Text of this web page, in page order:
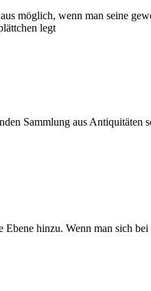
möglich, wenn man seine
legt
Sammlung aus
hinzu. Wenn man sich